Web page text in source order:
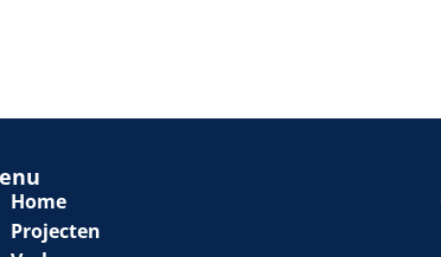
Home
Projecten